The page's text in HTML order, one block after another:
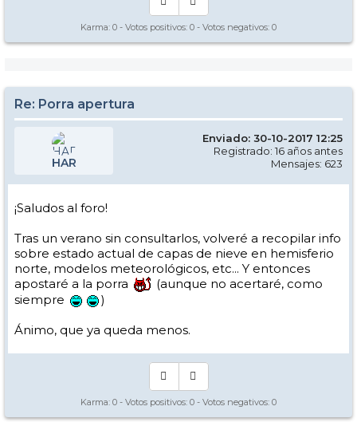
Karma: 0 - Votos positivos: 0 - Votos negativos: 0
Re: Porra apertura
HAR
Enviado: 30-10-2017 12:25
Registrado: 16 años antes
Mensajes: 623
¡Saludos al foro!
Tras un verano sin consultarlos, volveré a recopilar info
sobre estado actual de capas de nieve en hemisferio
norte, modelos meteorológicos, etc... Y entonces
apostaré a la porra
(aunque no acertaré, como
siempre
)
Ánimo, que ya queda menos.
Karma: 0 - Votos positivos: 0 - Votos negativos: 0